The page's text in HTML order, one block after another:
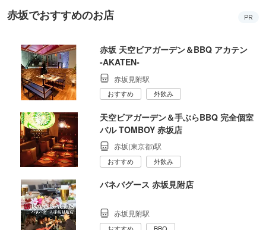
赤坂でおすすめのお店 PR
赤坂 天空ビアガーデン＆BBQ アカテン
‐AKATEN‐
赤坂見附駅
おすすめ 外飲み
天空ビアガーデン＆手ぶらBBQ 完全個室
バル TOMBOY 赤坂店
赤坂(東京都)駅
おすすめ 外飲み
バネバグース 赤坂見附店
赤坂見附駅